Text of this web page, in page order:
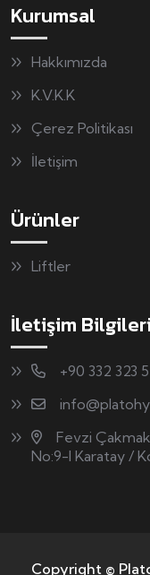
Kurumsal
Hakkımızda
K.V.K.K
Çerez Politikası
İletişim
Ürünler
Liftler
İletişim Bilgileri
+90 332 323
Fevzi
No:9-l Karatay /
Copyright ©